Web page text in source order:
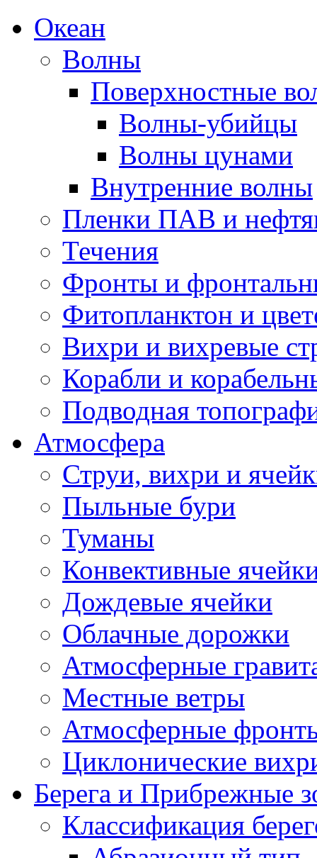
Океан
Волны
Поверхностные
Волны-убийцы
Волны цунами
Внутренние волны
Пленки ПАВ и
Течения
Фронты и
Фитопланктон и
Вихри и вихревые
Корабли и
Подводная
Атмосфера
Струи, вихри и
Пыльные бури
Туманы
Конвективные
Дождевые ячейки
Облачные дорожки
Атмосферные
Местные ветры
Атмосферные
Циклонические
Берега и Прибрежные
Классификация